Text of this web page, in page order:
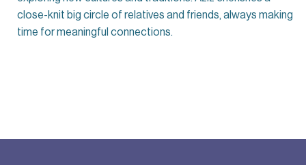
close-knit big circle of relatives and friends, always making
time for meaningful connections.